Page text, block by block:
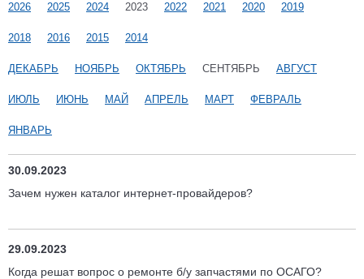
2026 2025 2024 2023 2022 2021 2020 2019
2018 2016 2015 2014
ДЕКАБРЬ НОЯБРЬ ОКТЯБРЬ СЕНТЯБРЬ АВГУСТ
ИЮЛЬ ИЮНЬ МАЙ АПРЕЛЬ МАРТ ФЕВРАЛЬ
ЯНВАРЬ
30.09.2023
Зачем нужен каталог интернет-провайдеров?
29.09.2023
Когда решат вопрос о ремонте б/у запчастями по ОСАГО?
Наши мероприятия
Статьи